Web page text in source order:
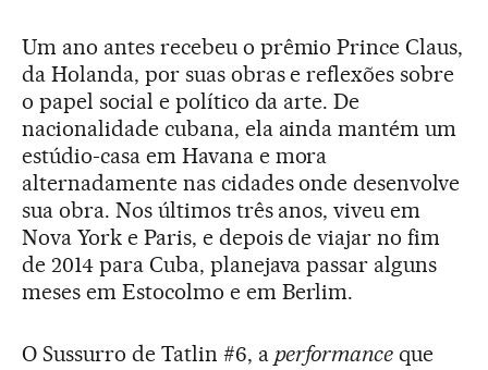
Um ano antes recebeu o prêmio Prince Claus,
da Holanda, por suas obras e reflexões sobre
o papel social e político da arte. De
nacionalidade cubana, ela ainda mantém um
estúdio-casa em Havana e mora
alternadamente nas cidades onde desenvolve
sua obra. Nos últimos três anos, viveu em
Nova York e Paris, e depois de viajar no fim
de 2014 para Cuba, planejava passar alguns
meses em Estocolmo e em Berlim.
O Sussurro de Tatlin #6, a performance que